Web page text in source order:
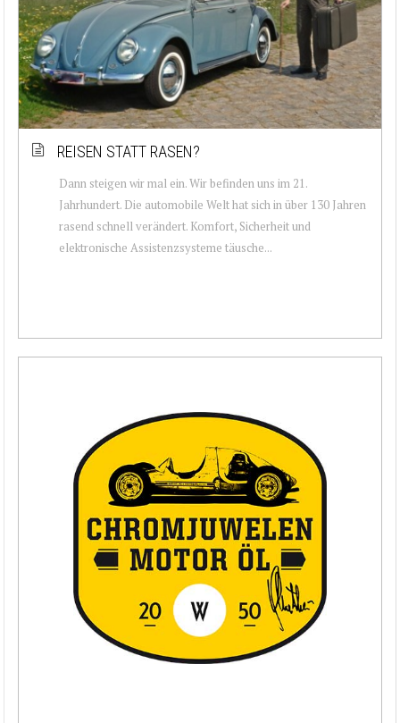
REISEN STATT RASEN?
Dann steigen wir mal ein. Wir befinden uns im 21.
Jahrhundert. Die automobile Welt hat sich in über 130 Jahren
rasend schnell verändert. Komfort, Sicherheit und
elektronische Assistenzsysteme täusche...